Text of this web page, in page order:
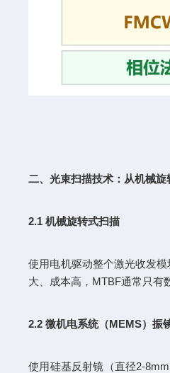
二、光束扫描技术：从机械旋
2.1 机械旋转式扫描
使用电机驱动整个激光收发
大、成本高，MTBF通常只有
2.2 微机电系统（MEMS）振
使用硅基反射镜（直径2-